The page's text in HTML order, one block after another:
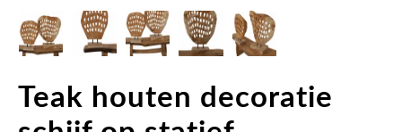
Teak houten decoratie